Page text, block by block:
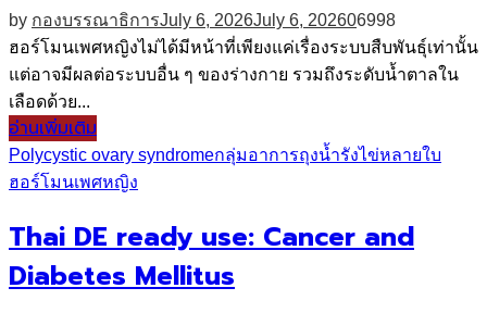
by กองบรรณาธิการJuly 6, 2026July 6, 202606998
ฮอร์โมนเพศหญิงไม่ได้มีหน้าที่เพียงแค่เรื่องระบบสืบพันธุ์เท่านั้น
แต่อาจมีผลต่อระบบอื่น ๆ ของร่างกาย รวมถึงระดับน้ำตาลใน
เลือดด้วย...
อ่านเพิ่มเติม
Polycystic ovary syndromeกลุ่มอาการถุงน้ำรังไข่หลายใบ
ฮอร์โมนเพศหญิง
Thai DE ready use: Cancer and
Diabetes Mellitus